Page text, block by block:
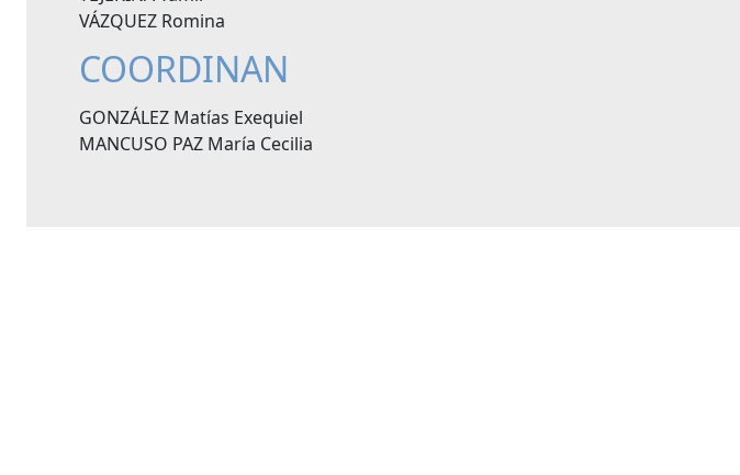
VÁZQUEZ Romina
COORDINAN
GONZÁLEZ Matías Exequiel
MANCUSO PAZ María Cecilia